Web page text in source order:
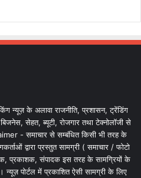
न्यूज़ के अलावा राजनीति, प्रशासन, ट्रेंडिंग
सेहत, ब्यूटी, रोजगार तथा टेक्नोलॉजी से
- समाचार से सम्बंधित किसी भी तरह के
द्वारा प्रस्तुत सामग्री ( समाचार / फोटो
प्रकाशक, संपादक इस तरह के सामग्रियों के
न्यूज़ पोर्टल में प्रकाशित ऐसी सामग्री के लिए